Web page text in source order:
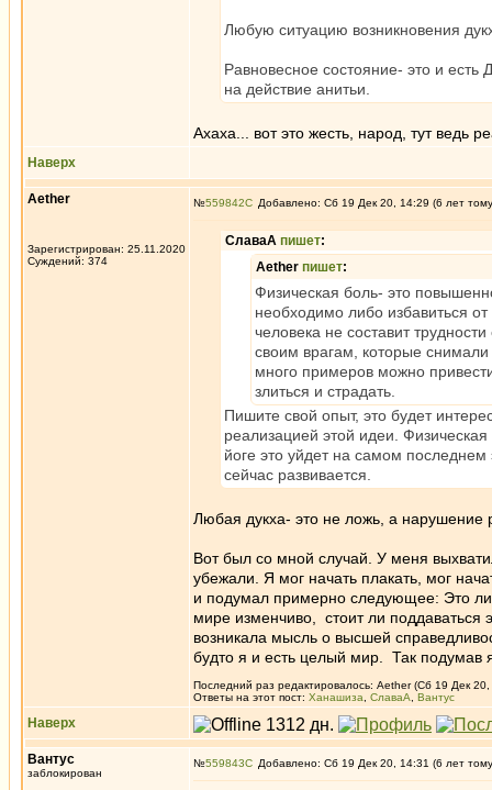
Любую ситуацию возникновения
Равновесное состояние- это и
на действие анитьи.
Ахаха... вот это жесть, народ, тут ведь
Наверх
Aether
Зарегистрирован: 25.11.2020
Суждений: 374
№559842 Добавлено: Сб 19 Дек 20, 14:29 (6 лет
СлаваА пишет:
Aether пишет:
Физическая боль- это
необходимо либо избавиться
человека не составит
своим врагам, которые
много примеров можно
злиться и страдать.
Пишите свой опыт, это будет
реализацией этой идеи.
йоге это уйдет на самом последнем
сейчас развивается.
Любая дукха- это не ложь, а нарушение
Вот был со мной случай. У меня
убежали. Я мог начать плакать, мог
и подумал примерно следующее: Это
мире изменчиво, стоит ли поддаваться
возникала мысль о высшей
будто я и есть целый мир. Так подумав
Последний раз редактировалось: Aether (Сб 19 Дек
Ответы на этот пост: Ханашиза СлаваА Вантус
Наверх
Вантус
заблокирован
№559843 Добавлено: Сб 19 Дек 20, 14:31 (6 лет